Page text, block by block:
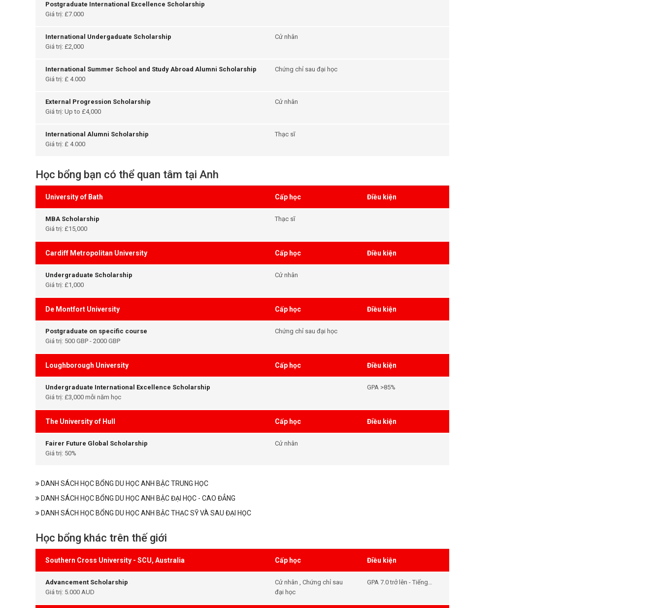
Postgraduate International Excellence Scholarship
Giá trị: £7.000
International Undergaduate Scholarship
Giá trị: £2,000
Cử nhân
International Summer School and Study Abroad Alumni Scholarship
Giá trị: £ 4.000
Chứng chỉ sau đại học
External Progression Scholarship
Giá trị: Up to £4,000
Cử nhân
International Alumni Scholarship
Giá trị: £ 4.000
Thạc sĩ
Học bổng bạn có thể quan tâm tại Anh
University of Bath Cấp học Điều kiện
MBA Scholarship
Giá trị: £15,000
Thạc sĩ
Cardiff Metropolitan University Cấp học Điều kiện
Undergraduate Scholarship
Giá trị: £1,000
Cử nhân
De Montfort University Cấp học Điều kiện
Postgraduate on specific course
Giá trị: 500 GBP - 2000 GBP
Chứng chỉ sau đại học
Loughborough University Cấp học Điều kiện
Undergraduate International Excellence Scholarship
Giá trị: £3,000 mỗi năm học
GPA >85%
The University of Hull Cấp học Điều kiện
Fairer Future Global Scholarship
Giá trị: 50%
Cử nhân
DANH SÁCH HỌC BỔNG DU HỌC ANH BẬC TRUNG HỌC
DANH SÁCH HỌC BỔNG DU HỌC ANH BẬC ĐẠI HỌC - CAO ĐẲNG
DANH SÁCH HỌC BỔNG DU HỌC ANH BẬC THẠC SỸ VÀ SAU ĐẠI HỌC
Học bổng khác trên thế giới
Southern Cross University - SCU, Australia Cấp học Điều kiện
Advancement Scholarship
Giá trị: 5.000 AUD
Cử nhân , Chứng chỉ sau
đại học
GPA 7.0 trở lên - Tiếng